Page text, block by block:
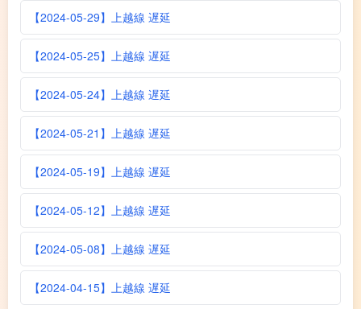
【2024-05-29】上越線 遅延
【2024-05-25】上越線 遅延
【2024-05-24】上越線 遅延
【2024-05-21】上越線 遅延
【2024-05-19】上越線 遅延
【2024-05-12】上越線 遅延
【2024-05-08】上越線 遅延
【2024-04-15】上越線 遅延